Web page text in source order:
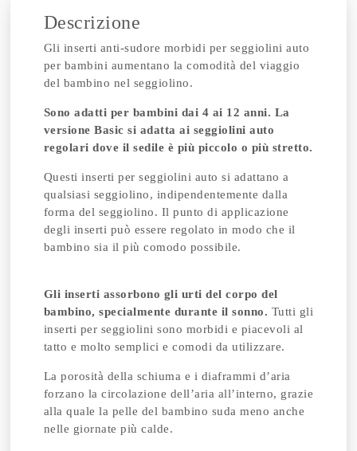
Descrizione
Gli inserti anti-sudore morbidi per seggiolini auto
per bambini aumentano la comodità del viaggio
del bambino nel seggiolino.
Sono adatti per bambini dai 4 ai 12 anni. La
versione Basic si adatta ai seggiolini auto
regolari dove il sedile è più piccolo o più stretto.
Questi inserti per seggiolini auto si adattano a
qualsiasi seggiolino, indipendentemente dalla
forma del seggiolino. Il punto di applicazione
degli inserti può essere regolato in modo che il
bambino sia il più comodo possibile.
Gli inserti assorbono gli urti del corpo del
bambino, specialmente durante il sonno. Tutti gli
inserti per seggiolini sono morbidi e piacevoli al
tatto e molto semplici e comodi da utilizzare.
La porosità della schiuma e i diaframmi d’aria
forzano la circolazione dell’aria all’interno, grazie
alla quale la pelle del bambino suda meno anche
nelle giornate più calde.